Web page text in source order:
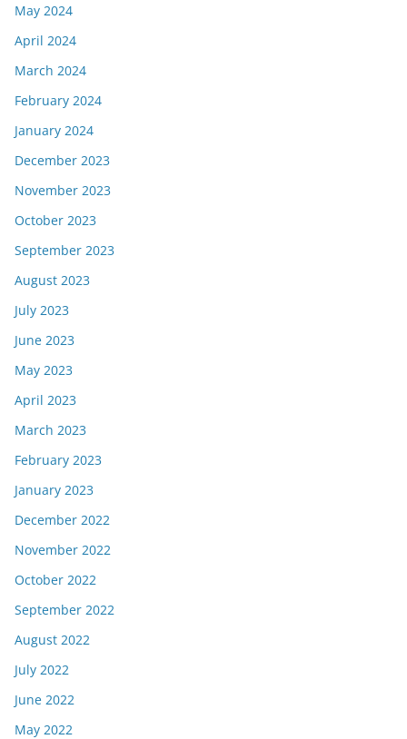
May 2024
April 2024
March 2024
February 2024
January 2024
December 2023
November 2023
October 2023
September 2023
August 2023
July 2023
June 2023
May 2023
April 2023
March 2023
February 2023
January 2023
December 2022
November 2022
October 2022
September 2022
August 2022
July 2022
June 2022
May 2022